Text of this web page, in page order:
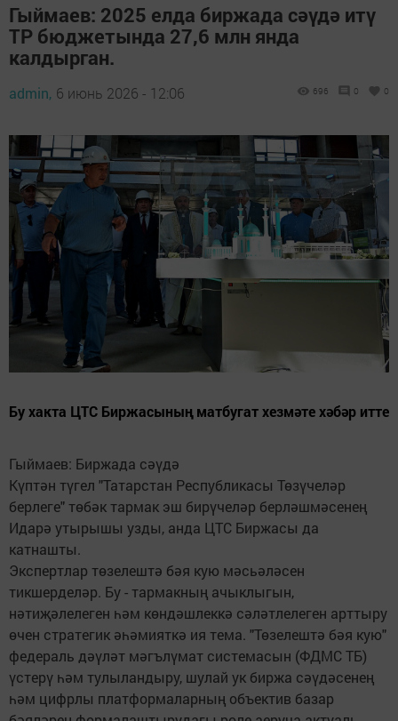
Гыймаев: 2025 елда биржада сәүдә итү
ТР бюджетында 27,6 млн янда
калдырган.
admin, 6 июнь 2026 - 12:06 696 0 0
Бу хакта ЦТС Биржасының матбугат хезмәте хәбәр итте
Гыймаев: Биржада сәүдә
Күптән түгел "Татарстан Республикасы Төзүчеләр
берлеге" төбәк тармак эш бирүчеләр берләшмәсенең
Идарә утырышы узды, анда ЦТС Биржасы да
катнашты.
Экспертлар төзелештә бәя кую мәсьәләсен
тикшерделәр. Бу - тармакның ачыклыгын,
нәтиҗәлелеген һәм көндәшлеккә сәләтлелеген арттыру
өчен стратегик әһәмияткә ия тема. "Төзелештә бәя кую"
федераль дәүләт мәгълүмат системасын (ФДМС ТБ)
үстерү һәм тулыландыру, шулай ук биржа сәүдәсенең
һәм цифрлы платформаларның объектив базар